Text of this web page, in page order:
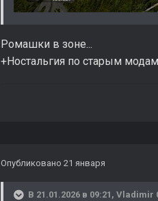
Ромашки в зоне...
+Ностальгия по старым
Опубликовано 21 января
В 21.01.2026 в 09:21, Vladimir